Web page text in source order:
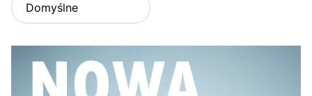
Domyślne